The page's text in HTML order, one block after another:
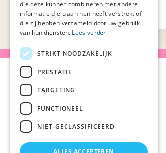
die deze kunnen combineren met andere
informatie die u aan hen heeft verstrekt of
die zij hebben verzameld door uw gebruik
van hun diensten. Lees verder
STRIKT NOODZAKELIJK
PRESTATIE
TARGETING
FUNCTIONEEL
NIET-GECLASSIFICEERD
ALLES ACCEPTEREN